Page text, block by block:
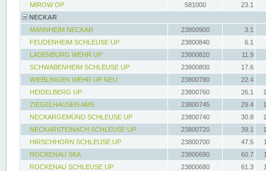
MIROW OP
581000
23.1
NECKAR
MANNHEIM NECKAR
23800900
3.1
FEUDENHEIM SCHLEUSE UP
23800840
6.1
LADENBURG WEHR UP
23800820
11.9
SCHWABENHEIM SCHLEUSE UP
23800800
17.6
WIEBLINGEN WEHR UP NEU
23800780
22.4
HEIDELBERG UP
23800760 26.1
ZIEGELHAUSEN AMS
23800745 29.4
NECKARGEMÜND SCHLEUSE UP
23800740 30.8
NECKARSTEINACH SCHLEUSE UP
23800720 39.1
HIRSCHHORN SCHLEUSE UP
23800700 47.5
ROCKENAU SKA
23800690 60.7
ROCKENAU SCHLEUSE UP
23800680 61.3